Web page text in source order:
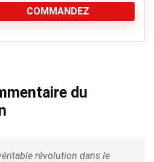
COMMANDEZ
du
révolution dans le